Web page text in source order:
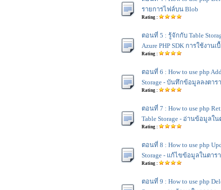
รายการไฟล์บน Blob
Rating :
ตอนที่ 5 : รู้จักกับ Table
Azure PHP SDK การใช้งานเ
Rating :
ตอนที่ 6 : How to use php
Storage - บันทึกข้อมูลลงตาร
Rating :
ตอนที่ 7 : How to use php
Table Storage - อ่านข้อมูลใน
Rating :
ตอนที่ 8 : How to use php
Storage - แก้ไขข้อมูลในตาร
Rating :
ตอนที่ 9 : How to use php